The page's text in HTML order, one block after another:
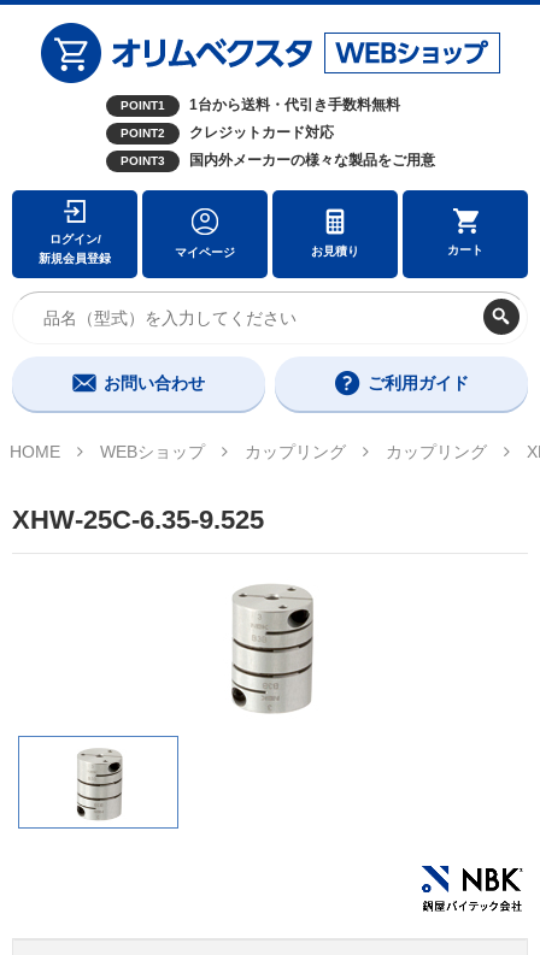
POINT1 1台から送料・代引き手数料無料
POINT2 クレジットカード対応
POINT3 国内外メーカーの様々な製品をご用意
ログイン/
新規会員登録
マイページ お見積り カート
お問い合わせ ご利用ガイド
HOME WEBショップ カップリング カップリング
XHW-25C-6.35-9.525